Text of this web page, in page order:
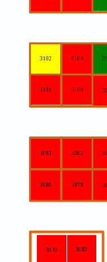
3079
3080
3081 3082
3089
3100
3101
3102 3103
3133